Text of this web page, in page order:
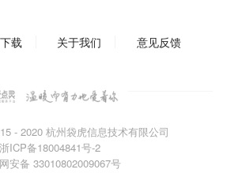
载 关于我们 意见反馈
- 2020 杭州袋虎信息技术有限公司
浙ICP备18004841号-2
安备 33010802009067号